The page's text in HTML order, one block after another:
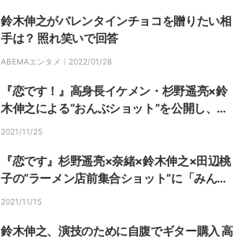
鈴木伸之がバレンタインチョコを贈りたい相
手は？ 照れ笑いで回答
ABEMAエンタメ｜ 2022/01/28
『恋です！』高身長イケメン・杉野遥亮×鈴
木伸之による“おんぶショット”を公開し、フ
ァン大興奮！「胸キュン発作」「尊いっっ
2021/11/25
『恋です』杉野遥亮×奈緒×鈴木伸之×田辺桃
子の“ラーメン店前集合ショット”に「みんな
仲良しそう」「めっちゃ可愛い」とファン歓
2021/11/15
鈴木伸之、演技のために自腹でギター購入 高